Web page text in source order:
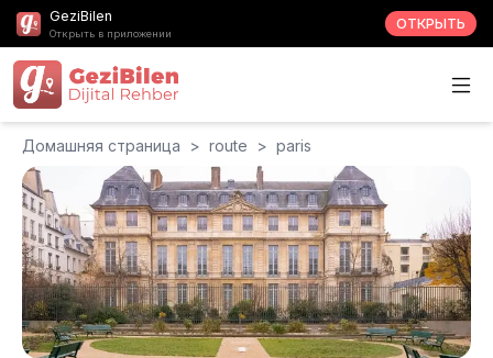
GeziBilen
Открыть в приложении
ОТКРЫТЬ
Домашняя страница > route > paris